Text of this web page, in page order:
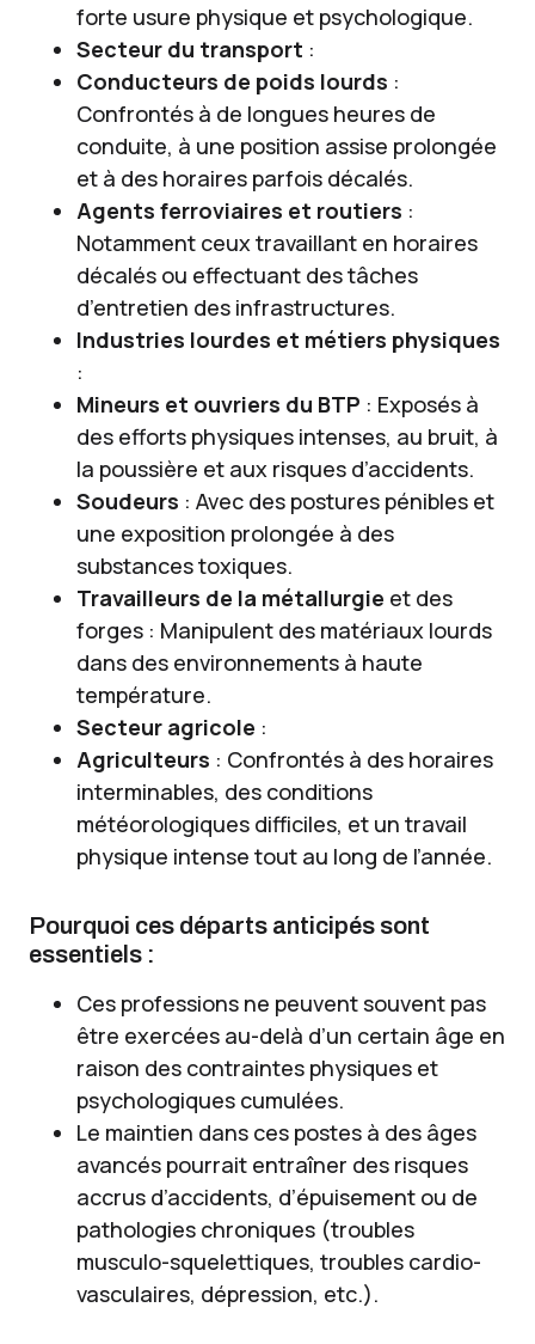
forte usure physique et psychologique.
Secteur du transport :
Conducteurs de poids lourds :
Confrontés à de longues heures de
conduite, à une position assise prolongée
et à des horaires parfois décalés.
Agents ferroviaires et routiers :
Notamment ceux travaillant en horaires
décalés ou effectuant des tâches
d’entretien des infrastructures.
Industries lourdes et métiers physiques
:
Mineurs et ouvriers du BTP : Exposés à
des efforts physiques intenses, au bruit, à
la poussière et aux risques d’accidents.
Soudeurs : Avec des postures pénibles et
une exposition prolongée à des
substances toxiques.
Travailleurs de la métallurgie et des
forges : Manipulent des matériaux lourds
dans des environnements à haute
température.
Secteur agricole :
Agriculteurs : Confrontés à des horaires
interminables, des conditions
météorologiques difficiles, et un travail
physique intense tout au long de l’année.
Pourquoi ces départs anticipés sont
essentiels :
Ces professions ne peuvent souvent pas
être exercées au-delà d’un certain âge en
raison des contraintes physiques et
psychologiques cumulées.
Le maintien dans ces postes à des âges
avancés pourrait entraîner des risques
accrus d’accidents, d’épuisement ou de
pathologies chroniques (troubles
musculo-squelettiques, troubles cardio-
vasculaires, dépression, etc.).